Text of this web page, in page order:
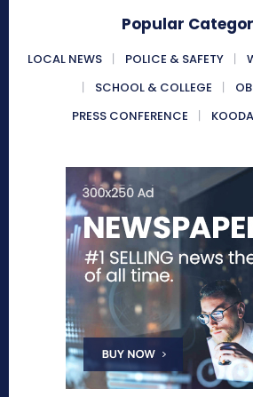
Popular
LOCAL NEWS POLICE & SAFETY
SCHOOL & COLLEGE
PRESS CONFERENCE